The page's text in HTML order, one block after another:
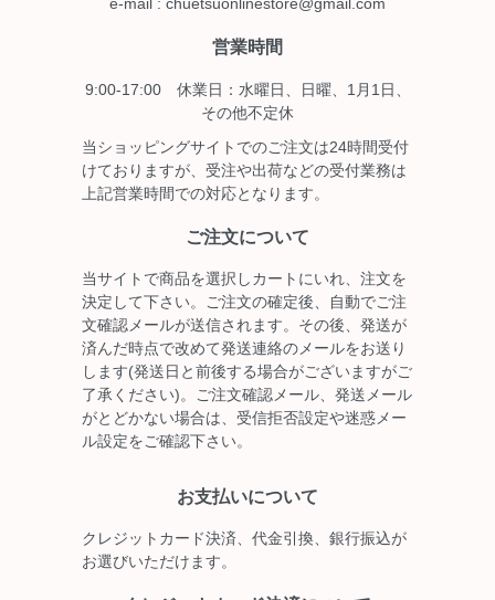
営業時間
9:00-17:00 休業日：水曜日、日曜、1月1日、
その他不定休
当ショッピングサイトでのご注文は24時間受付
けておりますが、受注や出荷などの受付業務は
上記営業時間での対応となります。
ご注文について
当サイトで商品を選択しカートにいれ、注文を
決定して下さい。ご注文の確定後、自動でご注
文確認メールが送信されます。その後、発送が
済んだ時点で改めて発送連絡のメールをお送り
します(発送日と前後する場合がございますがご
了承ください)。ご注文確認メール、発送メール
がとどかない場合は、受信拒否設定や迷惑メー
ル設定をご確認下さい。
お支払いについて
クレジットカード決済、代金引換、銀行振込が
お選びいただけます。